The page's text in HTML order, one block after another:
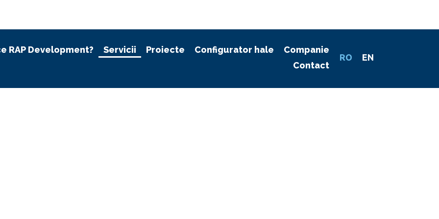
RAP Development? Servicii Proiecte Configurator hale
Companie
Contact
RO EN